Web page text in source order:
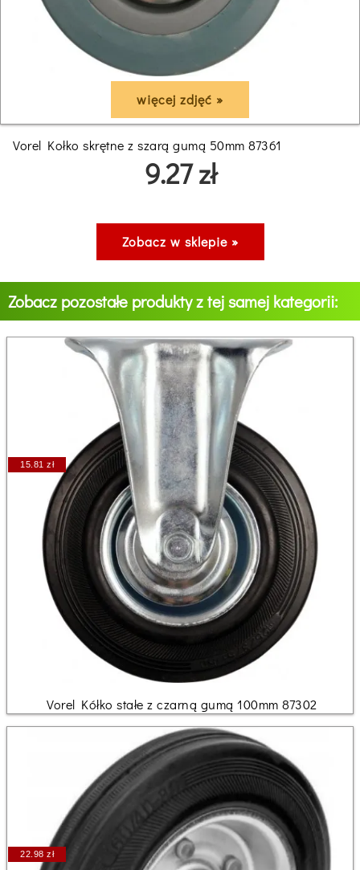
więcej zdjęć »
Vorel Kołko skrętne z szarą gumą 50mm 87361
9.27 zł
Zobacz w sklepie »
Zobacz pozostałe produkty z tej samej kategorii:
15.81 zł
Vorel Kółko stałe z czarną gumą 100mm 87302
22.98 zł